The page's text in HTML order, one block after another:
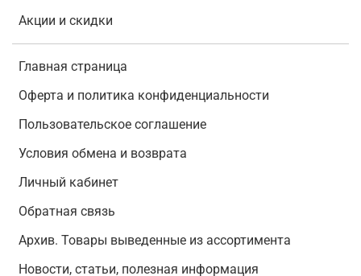
Акции и скидки
Главная страница
Оферта и политика конфиденциальности
Пользовательское соглашение
Условия обмена и возврата
Личный кабинет
Обратная связь
Архив. Товары выведенные из ассортимента
Новости, статьи, полезная информация